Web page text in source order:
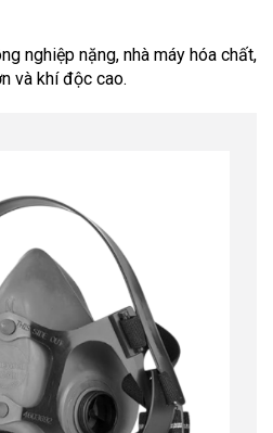
nghiệp nặng, nhà máy hóa chất,
và khí độc cao.